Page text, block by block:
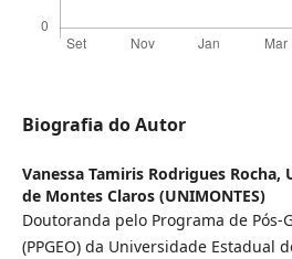
Biografia do Autor
Vanessa Tamiris Rodrigues Rocha,
de Montes Claros (UNIMONTES)
Doutoranda pelo Programa de Pós-
(PPGEO) da Universidade Estadual